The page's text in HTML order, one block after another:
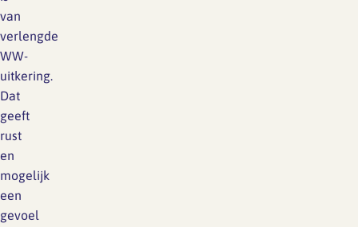
van
verlengde
WW-
uitkering.
Dat
geeft
rust
en
mogelijk
een
gevoel